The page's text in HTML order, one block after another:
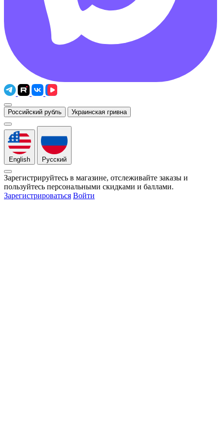
Российский рубль Украинская гривна
English Русский
Зарегистрируйтесь в магазине, отслеживайте заказы и
пользуйтесь персональными скидками и баллами.
Зарегистрироваться Войти